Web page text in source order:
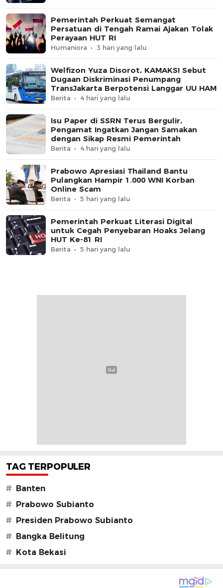
Pemerintah Perkuat Semangat
Persatuan di Tengah Ramai Ajakan Tolak
Perayaan HUT RI
Humaniora 3 hari yang lalu
Welfizon Yuza Disorot, KAMAKSI Sebut
Dugaan Diskriminasi Penumpang
TransJakarta Berpotensi Langgar UU HAM
Berita 4 hari yang lalu
Isu Paper di SSRN Terus Bergulir,
Pengamat Ingatkan Jangan Samakan
dengan Sikap Resmi Pemerintah
Berita 4 hari yang lalu
Prabowo Apresiasi Thailand Bantu
Pulangkan Hampir 1.000 WNI Korban
Online Scam
Berita 5 hari yang lalu
Pemerintah Perkuat Literasi Digital
untuk Cegah Penyebaran Hoaks Jelang
HUT Ke-81 RI
Berita 5 hari yang lalu
TAG TERPOPULER
# Banten
# Prabowo Subianto
# Presiden Prabowo Subianto
# Bangka Belitung
# Kota Bekasi